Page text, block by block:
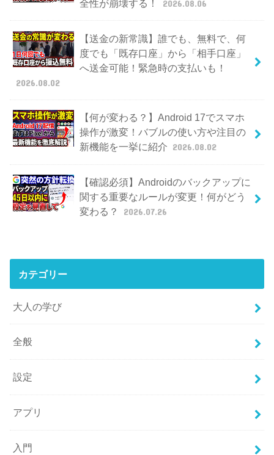
全性が崩壊する！ 2026.08.06
【送金の新常識】誰でも、無料で、何
度でも「既存口座」から「相手口座」
へ送金可能！緊急時の支払いも！
2026.08.02
【何が変わる？】Android 17でスマホ
操作が激変！バブルの使い方や注目の
新機能を一挙に紹介 2026.08.02
【確認必須】Androidのバックアップに
関する重要なルールが変更！何がどう
変わる？
2026.07.26
カテゴリー
大人の学び
全般
設定
アプリ
入門